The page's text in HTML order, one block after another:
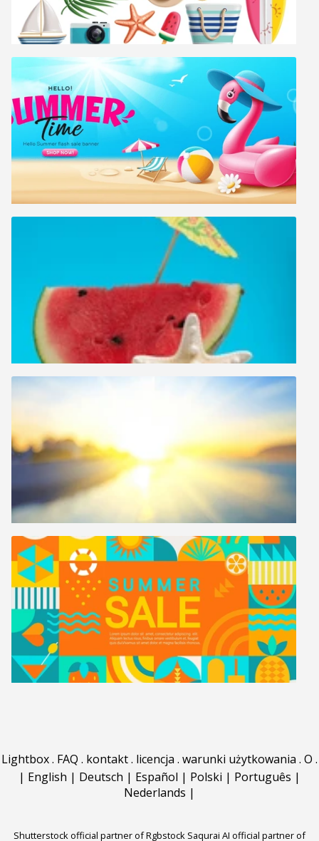
Lightbox. FAQ . kontakt. licencja . warunki użytkowania . O .
| English | Deutsch | Español | Polski | Português |
Nederlands |
Shutterstock official partner of Rgbstock Saqurai AI official partner of